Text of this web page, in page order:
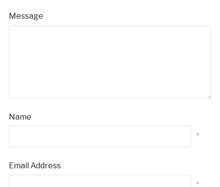
Message
Name
*
Email Address
*